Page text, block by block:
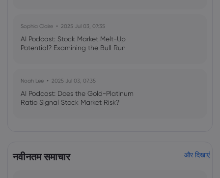
Sophia Claire 2025 Jul 03, 07:35
AI Podcast: Stock Market Melt-Up
Potential? Examining the Bull Run
Noah Lee 2025 Jul 03, 07:35
AI Podcast: Does the Gold-Platinum
Ratio Signal Stock Market Risk?
नवीनतम समाचार और दिखाएं